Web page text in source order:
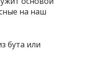
на наш